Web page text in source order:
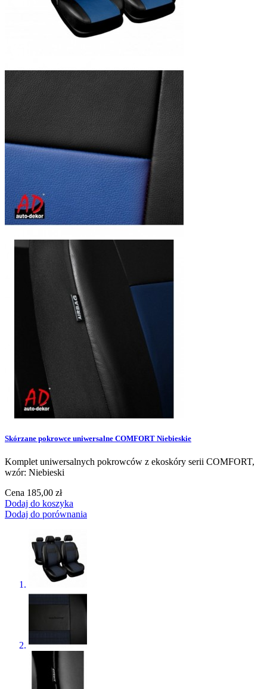
Skórzane pokrowce uniwersalne COMFORT Niebieskie
Komplet uniwersalnych pokrowców z ekoskóry serii COMFORT,
wzór: Niebieski
Cena 185,00 zł
Dodaj do koszyka
Dodaj do porównania